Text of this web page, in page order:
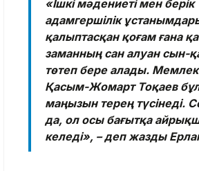
«Ішкі мәдениеті мен берік
адамгершілік
қалыптасқан қоғам ғана
заманның сан алуан сын-
төтеп бере алады.
Қасым-Жомарт Тоқаев
маңызын терең түсінеді.
да, ол осы бағытқа
келеді», – деп жазды